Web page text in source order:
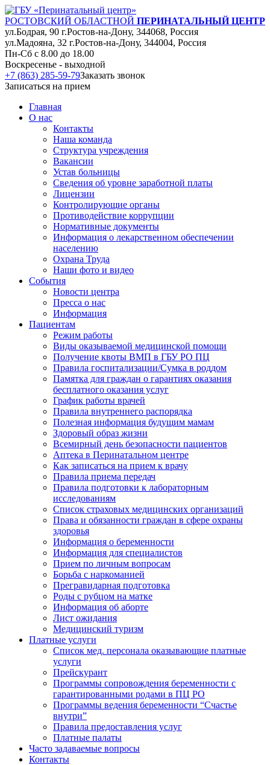
РОСТОВСКИЙ ОБЛАСТНОЙ ПЕРИНАТАЛЬНЫЙ ЦЕНТР
ул.Бодрая, 90 г.Ростов-на-Дону, 344068, Россия
ул.Мадояна, 32 г.Ростов-на-Дону, 344004, Россия
Пн-Сб с 8.00 до 18.00
Воскресенье - выходной
+7 (863) 285-59-79Заказать звонок
Записаться на прием
Главная
О нас
Контакты
Наша команда
Структура учреждения
Вакансии
Устав больницы
Сведения об уровне заработной платы
Лицензии
Контролирующие органы
Противодействие коррупции
Нормативные документы
Информация о лекарственном обеспечении
населению
Охрана Труда
Наши фото и видео
События
Новости центра
Пресса о нас
Информация
Пациентам
Режим работы
Виды оказываемой медицинской помощи
Получение квоты ВМП в ГБУ РО ПЦ
Правила госпитализации/Сумка в роддом
Памятка для граждан о гарантиях оказания
бесплатного оказания услуг
График работы врачей
Правила внутреннего распорядка
Полезная информация будущим мамам
Здоровый образ жизни
Всемирный день безопасности пациентов
Аптека в Перинатальном центре
Как записаться на прием к врачу
Правила приема передач
Правила подготовки к лабораторным
исследованиям
Список страховых медицинских организаций
Права и обязанности граждан в сфере охраны
здоровья
Информация о беременности
Информация для специалистов
Прием по личным вопросам
Борьба с наркоманией
Прегравидарная подготовка
Роды с рубцом на матке
Информация об аборте
Лист ожидания
Медицинский туризм
Платные услуги
Список мед. персонала оказывающие платные
услуги
Прейскурант
Программы сопровождения беременности с
гарантированными родами в ПЦ РО
Программы ведения беременности “Счастье
внутри”
Правила предоставления услуг
Платные палаты
Часто задаваемые вопросы
Контакты